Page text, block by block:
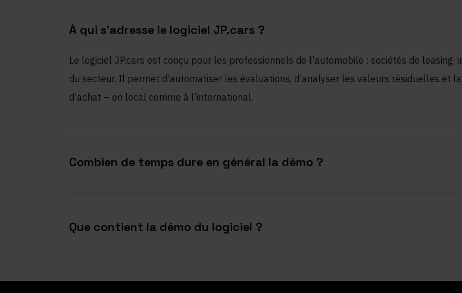
À qui s’adresse le logiciel JP.cars ?
Le logiciel JP.cars est conçu pour les professionnels de l’automobile : sociétés de
du secteur. Il permet d’automatiser les évaluations, d’analyser les valeurs résiduelles et
d’achat – en local comme à l’international.
Combien de temps dure en général la démo ?
Que contient la démo du logiciel ?